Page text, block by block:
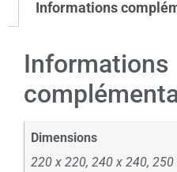
Informations
Informations
Dimensions
220 x 220, 240 x 240,